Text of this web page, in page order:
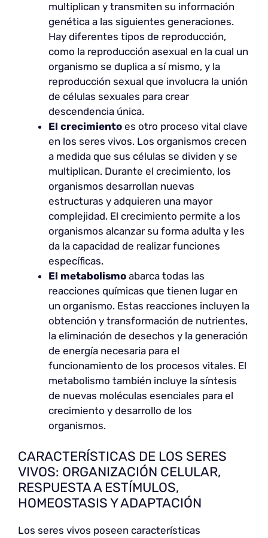
multiplican y transmiten su información
genética a las siguientes generaciones.
Hay diferentes tipos de reproducción,
como la reproducción asexual en la cual un
organismo se duplica a sí mismo, y la
reproducción sexual que involucra la unión
de células sexuales para crear
descendencia única.
El crecimiento es otro proceso vital clave
en los seres vivos. Los organismos crecen
a medida que sus células se dividen y se
multiplican. Durante el crecimiento, los
organismos desarrollan nuevas
estructuras y adquieren una mayor
complejidad. El crecimiento permite a los
organismos alcanzar su forma adulta y les
da la capacidad de realizar funciones
específicas.
El metabolismo abarca todas las
reacciones químicas que tienen lugar en
un organismo. Estas reacciones incluyen la
obtención y transformación de nutrientes,
la eliminación de desechos y la generación
de energía necesaria para el
funcionamiento de los procesos vitales. El
metabolismo también incluye la síntesis
de nuevas moléculas esenciales para el
crecimiento y desarrollo de los
organismos.
CARACTERÍSTICAS DE LOS SERES
VIVOS: ORGANIZACIÓN CELULAR,
RESPUESTA A ESTÍMULOS,
HOMEOSTASIS Y ADAPTACIÓN
Los seres vivos poseen características